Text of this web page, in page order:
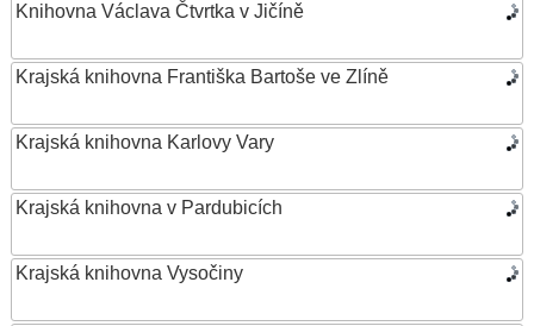
Knihovna Václava Čtvrtka v Jičíně
Krajská knihovna Františka Bartoše ve Zlíně
Krajská knihovna Karlovy Vary
Krajská knihovna v Pardubicích
Krajská knihovna Vysočiny